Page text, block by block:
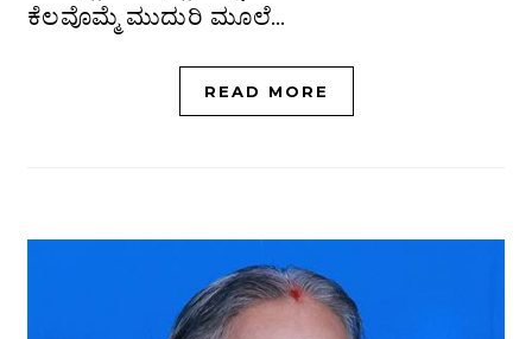
ಕೆಲವೊಮ್ಮೆ ಮುದುರಿ ಮೂಲೆ…
READ MORE